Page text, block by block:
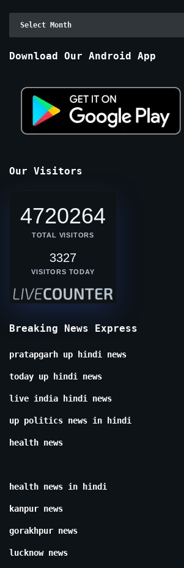
Download Our Android App
Our Visitors
4720264
TOTAL VISITORS
3327
VISITORS TODAY
Breaking News Express
pratapgarh up hindi news
today up hindi news
live india hindi news
up politics news in hindi
health news
health news in hindi
kanpur news
gorakhpur news
lucknow news